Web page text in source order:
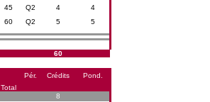
45 Q2 4 4
60 Q2 5 5
60
Pér. Crédits
Pond.
Total
8